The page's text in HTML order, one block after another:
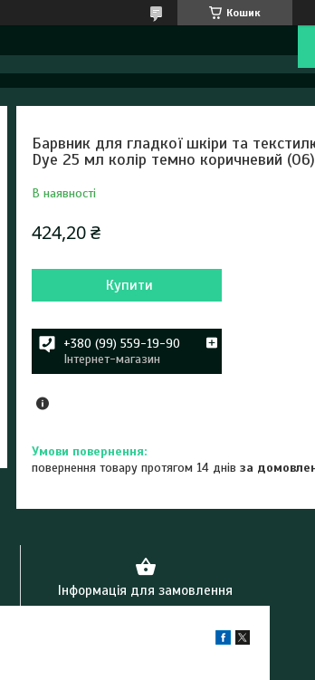
Кошик
Барвник для гладкої шкіри та
Dye 25 мл колір темно коричневий (06)
В наявності
424,20 ₴
Купити
+380 (99) 559-19-90
Інтернет-магазин
повернення товару протягом 14 днівза
Інформація для замовлення